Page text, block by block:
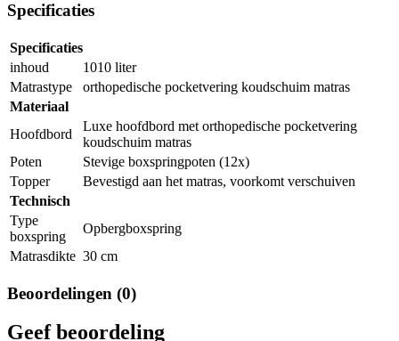
Specificaties
Specificaties
inhoud
1010 liter
Matrastype
orthopedische pocketvering koudschuim matras
Materiaal
Hoofdbord
Luxe hoofdbord met orthopedische pocketvering
koudschuim matras
Poten
Stevige boxspringpoten (12x)
Topper
Bevestigd aan het matras, voorkomt verschuiven
Technisch
Type
boxspring
Opbergboxspring
Matrasdikte 30 cm
Beoordelingen (0)
Geef beoordeling